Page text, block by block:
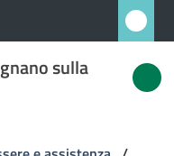
sulla